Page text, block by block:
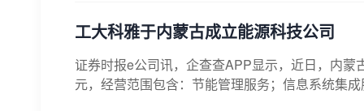
工大科雅于内蒙古成立能源科技公司
证券时报e公司讯，企查查APP显示，近日，内
元，经营范围包含：节能管理服务；信息系统集